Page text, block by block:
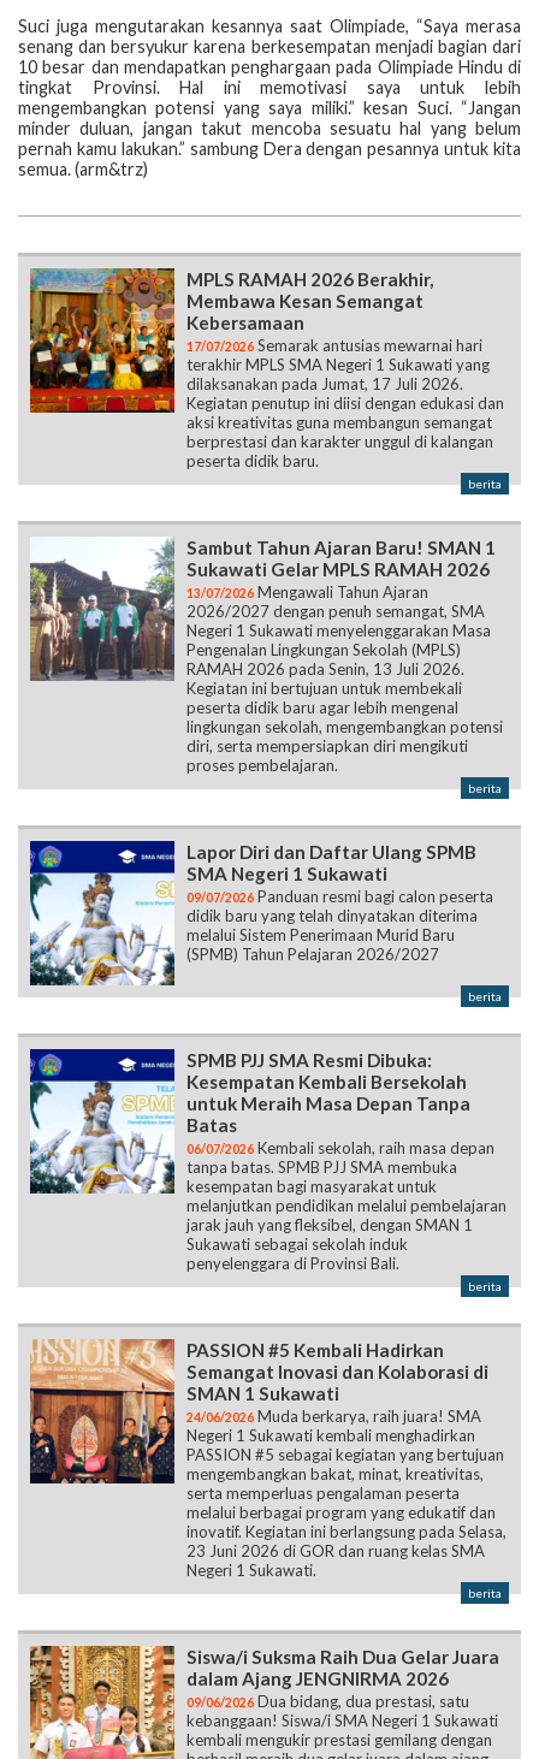
Suci juga mengutarakan kesannya saat Olimpiade, “Saya merasa
senang dan bersyukur karena berkesempatan menjadi bagian dari
10 besar dan mendapatkan penghargaan pada Olimpiade Hindu di
tingkat Provinsi. Hal ini memotivasi saya untuk lebih
mengembangkan potensi yang saya miliki.” kesan Suci. “Jangan
minder duluan, jangan takut mencoba sesuatu hal yang belum
pernah kamu lakukan.” sambung Dera dengan pesannya untuk kita
semua. (arm&trz)
MPLS RAMAH 2026 Berakhir,
Membawa Kesan Semangat
Kebersamaan
17/07/2026 Semarak antusias mewarnai hari
terakhir MPLS SMA Negeri 1 Sukawati yang
dilaksanakan pada Jumat, 17 Juli 2026.
Kegiatan penutup ini diisi dengan edukasi dan
aksi kreativitas guna membangun semangat
berprestasi dan karakter unggul di kalangan
peserta didik baru.
berita
Sambut Tahun Ajaran Baru! SMAN 1
Sukawati Gelar MPLS RAMAH 2026
13/07/2026 Mengawali Tahun Ajaran
2026/2027 dengan penuh semangat, SMA
Negeri 1 Sukawati menyelenggarakan Masa
Pengenalan Lingkungan Sekolah (MPLS)
RAMAH 2026 pada Senin, 13 Juli 2026.
Kegiatan ini bertujuan untuk membekali
peserta didik baru agar lebih mengenal
lingkungan sekolah, mengembangkan potensi
diri, serta mempersiapkan diri mengikuti
proses pembelajaran.
berita
Lapor Diri dan Daftar Ulang SPMB
SMA Negeri 1 Sukawati
09/07/2026 Panduan resmi bagi calon peserta
didik baru yang telah dinyatakan diterima
melalui Sistem Penerimaan Murid Baru
(SPMB) Tahun Pelajaran 2026/2027
berita
SPMB PJJ SMA Resmi Dibuka:
Kesempatan Kembali Bersekolah
untuk Meraih Masa Depan Tanpa
Batas
06/07/2026 Kembali sekolah, raih masa depan
tanpa batas. SPMB PJJ SMA membuka
kesempatan bagi masyarakat untuk
melanjutkan pendidikan melalui pembelajaran
jarak jauh yang fleksibel, dengan SMAN 1
Sukawati sebagai sekolah induk
penyelenggara di Provinsi Bali.
berita
PASSION #5 Kembali Hadirkan
Semangat Inovasi dan Kolaborasi di
SMAN 1 Sukawati
24/06/2026 Muda berkarya, raih juara! SMA
Negeri 1 Sukawati kembali menghadirkan
PASSION #5 sebagai kegiatan yang bertujuan
mengembangkan bakat, minat, kreativitas,
serta memperluas pengalaman peserta
melalui berbagai program yang edukatif dan
inovatif. Kegiatan ini berlangsung pada Selasa,
23 Juni 2026 di GOR dan ruang kelas SMA
Negeri 1 Sukawati.
berita
Siswa/i Suksma Raih Dua Gelar Juara
dalam Ajang JENGNIRMA 2026
09/06/2026 Dua bidang, dua prestasi, satu
kebanggaan! Siswa/i SMA Negeri 1 Sukawati
kembali mengukir prestasi gemilang dengan